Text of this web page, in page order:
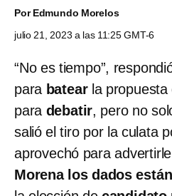
PorEdmundo Morelos
julio 21, 2023 a las 11:25 GMT-6
“No es tiempo”,
para batearla propuesta
para debatir, pero no
salió el tiro por la culata
aprovechó para
Morena los dados